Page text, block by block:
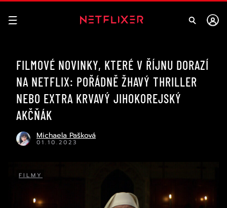
FILMOVÉ NOVINKY, KTERÉ V ŘÍJNU DORAZÍ
NA NETFLIX: POŘÁDNĚ ŽHAVÝ THRILLER
NEBO EXTRA KRVAVÝ JIHOKOREJSKÝ
AKČŇÁK
Michaela Pašková
01.10.2023
FILMY